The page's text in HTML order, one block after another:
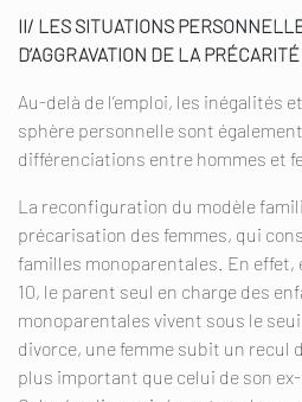
II/ LES SITUATIONS
D’AGGRAVATION DE LA PRÉCARITÉ
Au-delà de l’emploi, les inégalités
sphère personnelle sont
différenciations entre hommes et
La reconfiguration du modèle
précarisation des femmes, qui
familles monoparentales. En effet,
10, le parent seul en charge des
monoparentales vivent sous le
divorce, une femme subit un recul
plus important que celui de son